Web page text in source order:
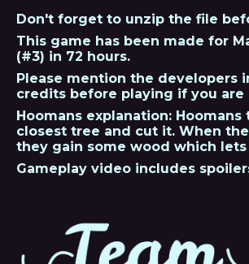
Don't forget to unzip the file
This game has been made for
(#3) in 72 hours.
Please mention the developers
credits before playing if you are
Hoomans explanation:
closest tree and cut it. When
they gain some wood which
Gameplay video includes